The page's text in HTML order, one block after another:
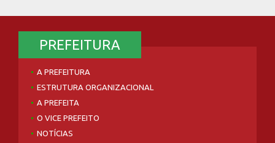
PREFEITURA
A PREFEITURA
ESTRUTURA ORGANIZACIONAL
A PREFEITA
O VICE PREFEITO
NOTÍCIAS